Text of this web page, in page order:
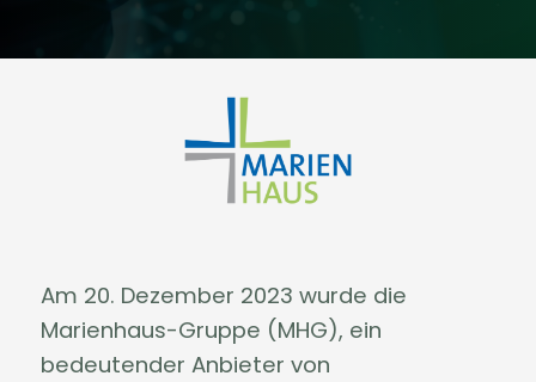
Am 20. Dezember 2023 wurde die
Marienhaus-Gruppe (MHG), ein
bedeutender Anbieter von